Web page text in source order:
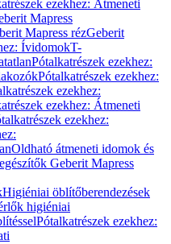
ezekhez: Átmeneti
Mapress
Mapress rézGeberit
ÍvidomokT-
Pótalkatrészek ezekhez:
Pótalkatrészek ezekhez:
ezekhez:
ezekhez: Átmeneti
ezekhez:
Oldható átmeneti idomok és
Geberit Mapress
Higiéniai öblítőberendezések
higiéniai
Pótalkatrészek ezekhez: